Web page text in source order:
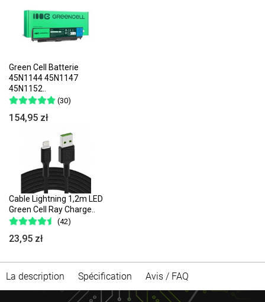
Green Cell Batterie
45N1144 45N1147
45N1152..
(30)
154,95 zł
Cable Lightning 1,2m LED
Green Cell Ray Charge..
(42)
23,95 zł
La description Spécification Avis / FAQ